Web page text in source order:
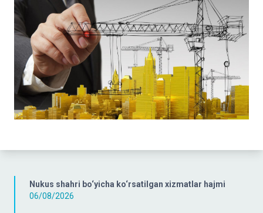
Nukus shahri bo‘yicha ko‘rsatilgan xizmatlar hajmi
06/08/2026